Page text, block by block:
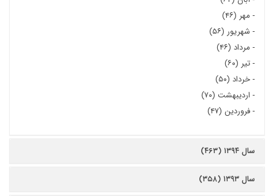
- مهر (۴۶)
- شهریور (۵۶)
- مرداد (۴۶)
-تیر (۶۰)
-خرداد (۵۰)
- اردیبهشت (۷۰)
-فروردین (۴۷)
سال ۱۳۹۴ (۴۶۳)
سال ۱۳۹۳ (۳۵۸)